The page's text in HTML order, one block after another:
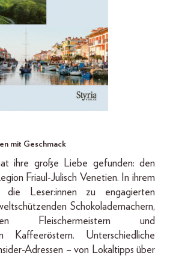
mit Geschmack
ihre große Liebe gefunden: den
Friaul-­Julisch Venetien. In ihrem
Leser:innen zu engagierten
Schokolademachern,
Fleischermeistern und
Kaffeeröstern. Unterschiedliche
Adressen – von Lokaltipps über